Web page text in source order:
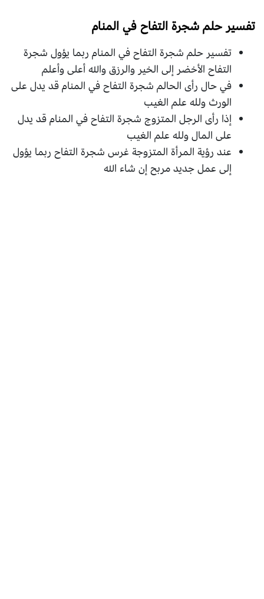
تفسير حلم شجرة التفاح في المنام
تفسير حلم شجرة التفاح في المنام ربما يؤول شجرة
التفاح الأخضر إلى الخير والرزق والله أعلى وأعلم
في حال رأى الحالم شجرة التفاح في المنام قد يدل على
الورث ولله علم الغيب
إذا رأى الرجل المتزوج شجرة التفاح في المنام قد يدل
على المال ولله علم الغيب
عند رؤية المرأة المتزوجة غرس شجرة التفاح ربما يؤول
إلى عمل جديد مربح إن شاء الله